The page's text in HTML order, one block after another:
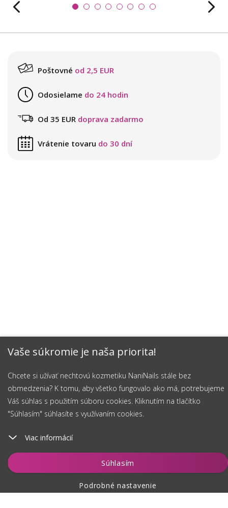
Vaše súkromie je naša priorita!
Chcete si užívať nechtovú kozmetiku NaniNails stále bez
obmedzenia? K tomu, aby všetko fungovalo ako má, potrebujeme
Váš súhlas s použitím súboru cookies. Kliknutím na tlačítko
"Súhlasím" súhlasíte s využívaním cookies.
Viac informácií
Súhlasím
Podrobné nastavenie
Vložiť do košíka
Poštovné od 2,5 EUR
Odosielame do 24 hodin
Od 35 EUR doprava zadarmo
Vrátenie tovaru do 30 dní